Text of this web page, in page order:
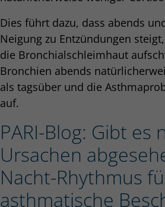
Dies führt dazu, dass abends
Neigung zu Entzündungen
die Bronchialschleimhaut
Bronchien abends
als tagsüber und die
auf.
PARI-Blog: Gibt es
Ursachen
Nacht-Rhythmus
asthmatische